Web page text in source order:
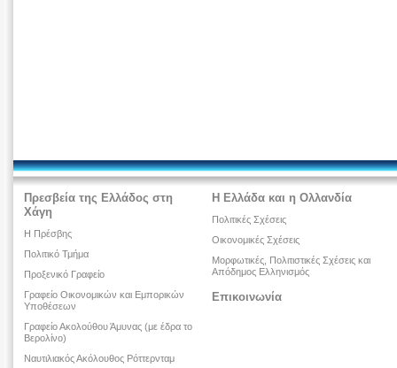
Πρεσβεία της Ελλάδος στη
Χάγη
Η Πρέσβης
Πολιτικό Τμήμα
Προξενικό Γραφείο
Γραφείο Οικονομικών και Εμπορικών
Υποθέσεων
Γραφείο Ακολούθου Άμυνας (με έδρα το
Βερολίνο)
Ναυτιλιακός Ακόλουθος Ρόττερνταμ
Η Ελλάδα και η Ολλανδία
Πολιτικές Σχέσεις
Οικονομικές Σχέσεις
Μορφωτικές, Πολιτιστικές Σχέσεις και
Απόδημος Ελληνισμός
Επικοινωνία